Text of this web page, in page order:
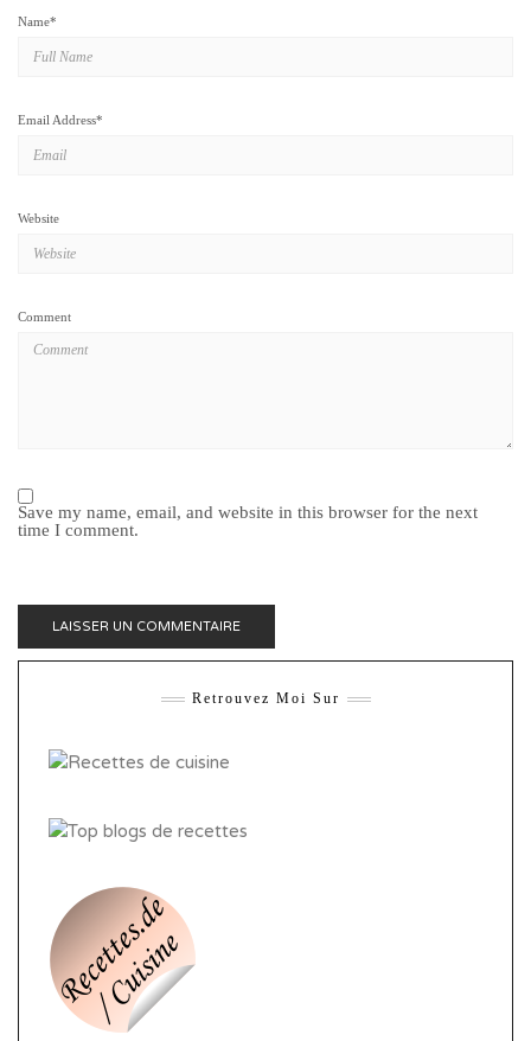
Name*
Email Address*
Website
Comment
Save my name, email, and website in this browser for the next
time I comment.
Retrouvez Moi Sur